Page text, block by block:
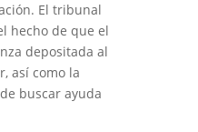
El tribunal
hecho de que el
depositada al
así como la
buscar ayuda